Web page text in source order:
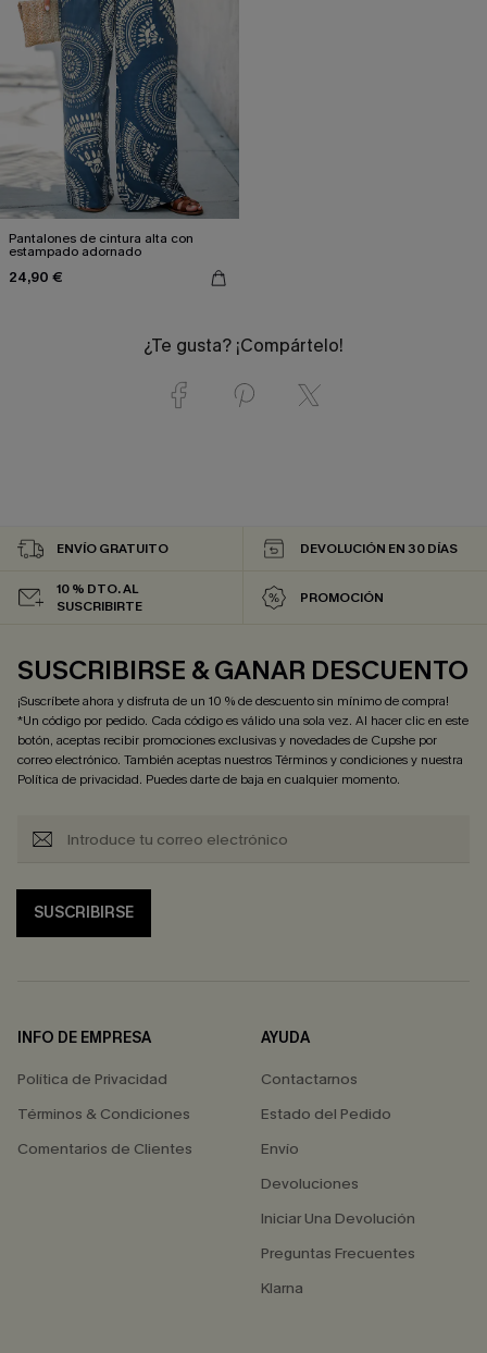
Pantalones de cintura alta con
estampado adornado
24,90 €
¿Te gusta? ¡Compártelo!
ENVÍO GRATUITO DEVOLUCIÓN EN 30 DÍAS
10 % DTO. AL
SUSCRIBIRTE
PROMOCIÓN
SUSCRIBIRSE & GANAR DESCUENTO
¡Suscríbete ahora y disfruta de un 10 % de descuento sin mínimo de compra!
*Un código por pedido. Cada código es válido una sola vez. Al hacer clic en este
botón, aceptas recibir promociones exclusivas y novedades de Cupshe por
correo electrónico. También aceptas nuestrosTérminos y condicionesy nuestra
Política de privacidad. Puedes darte de baja en cualquier momento.
SUSCRIBIRSE
INFO DE EMPRESA
Política de Privacidad
Términos & Condiciones
Comentarios de Clientes
AYUDA
Contactarnos
Estado del Pedido
Envío
Devoluciones
Iniciar Una Devolución
Preguntas Frecuentes
Klarna